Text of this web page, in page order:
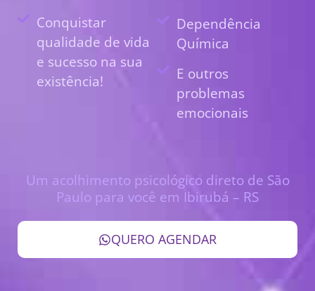
Conquistar
qualidade de vida
e sucesso na sua
existência!
Dependência
Química
E outros
problemas
emocionais
Um acolhimento psicológico direto de São
Paulo para você em Ibirubá – RS
QUERO AGENDAR